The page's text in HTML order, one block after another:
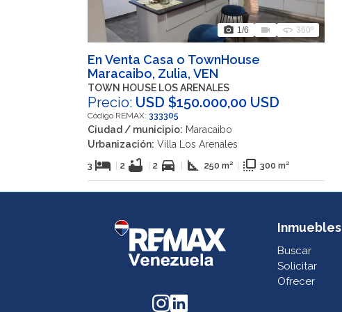
photo_camera 1/6 videocam 360 360º
En Venta Casa o TownHouse
Maracaibo, Zulia, VEN
TOWN HOUSE LOS ARENALES
Precio: USD $150.000,00 USD
Código REMAX: 333305
Ciudad / municipio: Maracaibo
Urbanización: Villa Los Arenales
3 hotel 2 bathtub 2 directions_car square_foot 250 m² flip_to_front 300 m²
Inmuebles
Buscar
Solicitar
Ofrecer